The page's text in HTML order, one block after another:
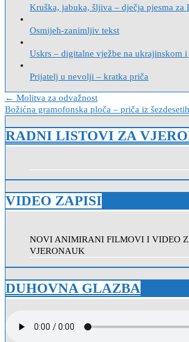
Kruška, jabuka, šljiva – dječja pjesma za
Osmijeh-zanimljiv tekst
Uskrs – digitalne vježbe na ukrajinskom
Prijatelj u nevolji – kratka priča
Navigacija
objava
← Molitva za odvažnost
Božićna gramofonska ploča – priča iz
RADNI LISTOVI ZA
VIDEO ZAPISI
NOVI ANIMIRANI FILMOVI I VIDEO
VJERONAUK
DUHOVNA GLAZBA